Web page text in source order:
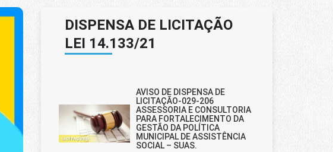
DISPENSA DE LICITAÇÃO
LEI 14.133/21
AVISO DE DISPENSA DE
LICITAÇÃO-029-206
ASSESSORIA E CONSULTORIA
PARA FORTALECIMENTO DA
GESTÃO DA POLÍTICA
MUNICIPAL DE ASSISTÊNCIA
SOCIAL – SUAS.